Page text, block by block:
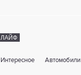
ЛАЙФ
Интересное Автомобили